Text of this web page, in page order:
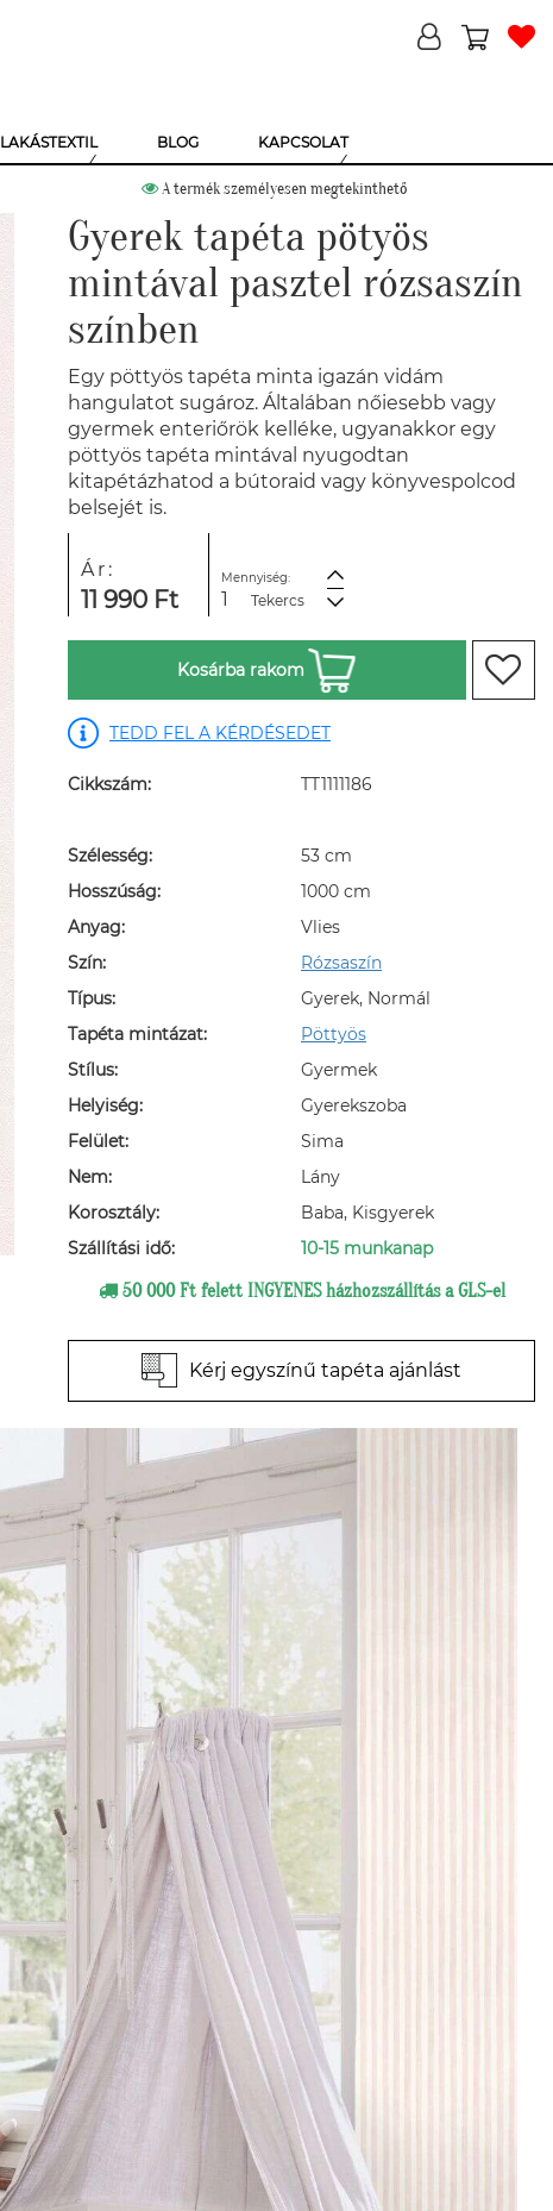
LAKÁSTEXTIL BLOG KAPCSOLAT
A termék személyesen megtekinthető
Gyerek tapéta pötyös
mintával pasztel rózsaszín
színben
Egy pöttyös tapéta minta igazán vidám
hangulatot sugároz. Általában nőiesebb vagy
gyermek enteriőrök kelléke, ugyanakkor egy
pöttyös tapéta mintával nyugodtan
kitapétázhatod a bútoraid vagy könyvespolcod
belsejét is.
Ár:
11 990 Ft
Mennyiség:
Tekercs
Kosárba rakom
TEDD FEL A KÉRDÉSEDET
Cikkszám: TT1111186
Szélesség:
53 cm
Hosszúság:
1000 cm
Anyag:
Vlies
Szín:
Rózsaszín
Típus:
Gyerek, Normál
Tapéta mintázat:
Pöttyös
Stílus:
Gyermek
Helyiség:
Gyerekszoba
Felület:
Sima
Nem:
Lány
Korosztály:
Baba, Kisgyerek
Szállítási idő:
10-15 munkanap
50 000 Ft felett INGYENES házhozszállítás a GLS-el
Kérj egyszínű tapéta ajánlást